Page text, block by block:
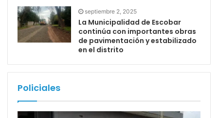
septiembre 2, 2025
La Municipalidad de Escobar
continúa con importantes obras
de pavimentación y estabilizado
en el distrito
Policiales